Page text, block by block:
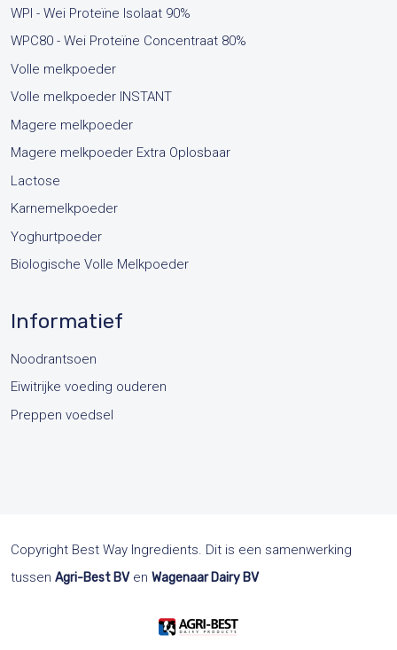
WPI - Wei Proteïne Isolaat 90%
WPC80 - Wei Proteïne Concentraat 80%
Volle melkpoeder
Volle melkpoeder INSTANT
Magere melkpoeder
Magere melkpoeder Extra Oplosbaar
Lactose
Karnemelkpoeder
Yoghurtpoeder
Biologische Volle Melkpoeder
Informatief
Noodrantsoen
Eiwitrijke voeding ouderen
Preppen voedsel
Copyright Best Way Ingredients. Dit is een samenwerking
tussen Agri-Best BVen Wagenaar Dairy BV